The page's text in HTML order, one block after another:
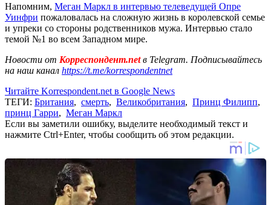
Напомним, Меган Маркл в интервью телеведущей Опре
Уинфри пожаловалась на сложную жизнь в королевской семье
и упреки со стороны родственников мужа. Интервью стало
темой №1 во всем Западном мире.
Новости от Корреспондент.netв Telegram. Подписывайтесь
на наш канал https://t.me/korrespondentnet
Читайте Korrespondent.net в Google News
ТЕГИ: Британия, смерть, Великобритания, Принц Филипп,
принц Гарри, Меган Маркл
Если вы заметили ошибку, выделите необходимый текст и
нажмите Ctrl+Enter, чтобы сообщить об этом редакции.